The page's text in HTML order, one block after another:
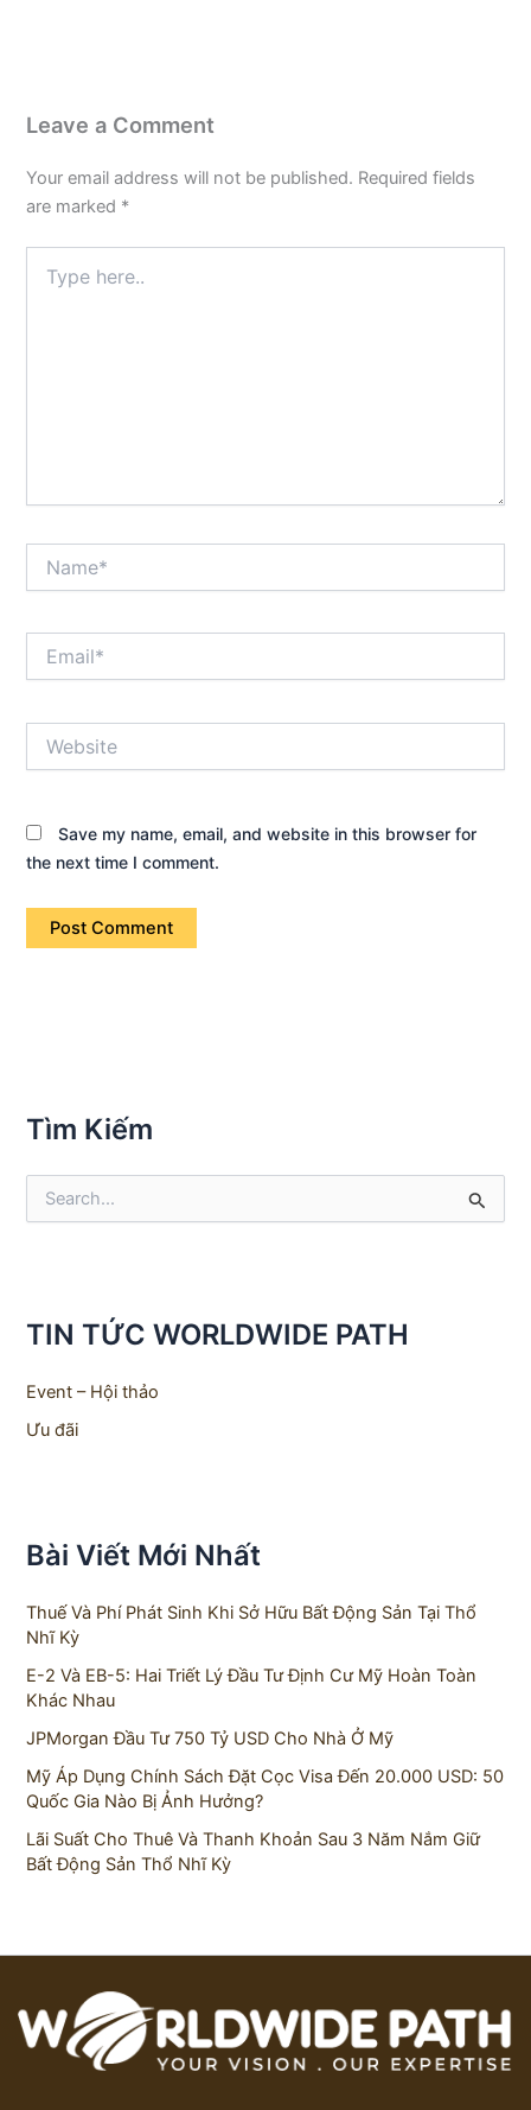
Leave a Comment
Your email address will not be published. Required fields
are marked *
here..
Save my name, email, and website in this browser for
the next time I comment.
Tìm Kiếm
e
r
TIN TỨC WORLDWIDE PATH
Event – Hội thảo
Ưu đãi
Bài Viết Mới Nhất
Thuế Và Phí Phát Sinh Khi Sở Hữu Bất Động Sản Tại Thổ
Nhĩ Kỳ
E-2 Và EB-5: Hai Triết Lý Đầu Tư Định Cư Mỹ Hoàn Toàn
Khác Nhau
JPMorgan Đầu Tư 750 Tỷ USD Cho Nhà Ở Mỹ
Mỹ Áp Dụng Chính Sách Đặt Cọc Visa Đến 20.000 USD: 50
Quốc Gia Nào Bị Ảnh Hưởng?
Lãi Suất Cho Thuê Và Thanh Khoản Sau 3 Năm Nắm Giữ
Bất Động Sản Thổ Nhĩ Kỳ